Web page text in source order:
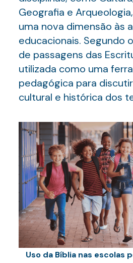
Geografia e
uma nova dimensão às
educacionais. Segundo
de passagens das
utilizada como uma
pedagógica para
cultural e histórica dos
Uso da Bíblia nas escolas